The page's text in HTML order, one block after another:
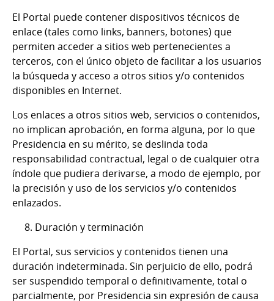
El Portal puede contener dispositivos técnicos de
enlace (tales como links, banners, botones) que
permiten acceder a sitios web pertenecientes a
terceros, con el único objeto de facilitar a los usuarios
la búsqueda y acceso a otros sitios y/o contenidos
disponibles en Internet.
Los enlaces a otros sitios web, servicios o contenidos,
no implican aprobación, en forma alguna, por lo que
Presidencia en su mérito, se deslinda toda
responsabilidad contractual, legal o de cualquier otra
índole que pudiera derivarse, a modo de ejemplo, por
la precisión y uso de los servicios y/o contenidos
enlazados.
8. Duración y terminación
El Portal, sus servicios y contenidos tienen una
duración indeterminada. Sin perjuicio de ello, podrá
ser suspendido temporal o definitivamente, total o
parcialmente, por Presidencia sin expresión de causa